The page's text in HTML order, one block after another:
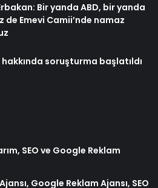
Bir yanda ABD, bir yanda
de Emevi Camii’nde namaz
hakkında soruşturma başlatıldı
SEO ve Google Reklam
Google Reklam Ajansı, SEO